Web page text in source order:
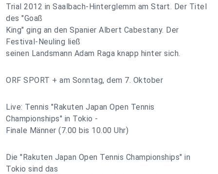
Trial 2012 in Saalbach-Hinterglemm am Start. Der Titel
des "Goaß
King" ging an den Spanier Albert Cabestany. Der
Festival-Neuling ließ
seinen Landsmann Adam Raga knapp hinter sich.
ORF SPORT + am Sonntag, dem 7. Oktober
Live: Tennis "Rakuten Japan Open Tennis
Championships" in Tokio -
Finale Männer (7.00 bis 10.00 Uhr)
Die "Rakuten Japan Open Tennis Championships" in
Tokio sind das